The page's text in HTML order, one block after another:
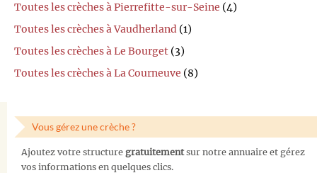
Toutes les crèches à Pierrefitte-sur-Seine (4)
Toutes les crèches à Vaudherland (1)
Toutes les crèches à Le Bourget (3)
Toutes les crèches à La Courneuve (8)
Vous gérez une crèche ?
Ajoutez votre structure gratuitementsur notre annuaire et gérez
vos informations en quelques clics.